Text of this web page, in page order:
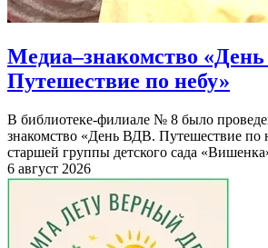
Медиа–знакомство
Путешествие по небу»
В библиотеке-филиале № 8 было
знакомство «День ВДВ. Путешествие по
старшей группы детского сада
6 август 2026